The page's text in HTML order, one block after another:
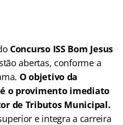
Concurso ISS Bom Jesus
abertas, conforme a
O objetivo da
é o provimento imediato
de Tributos Municipal.
e integra a carreira